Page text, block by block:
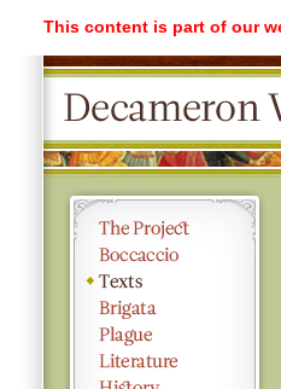
This content is part of our